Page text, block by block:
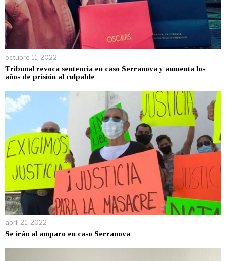
octubre 11, 2022
Tribunal revoca sentencia en caso Serranova y aumenta los
años de prisión al culpable
abril 21, 2022
Se irán al amparo en caso Serranova